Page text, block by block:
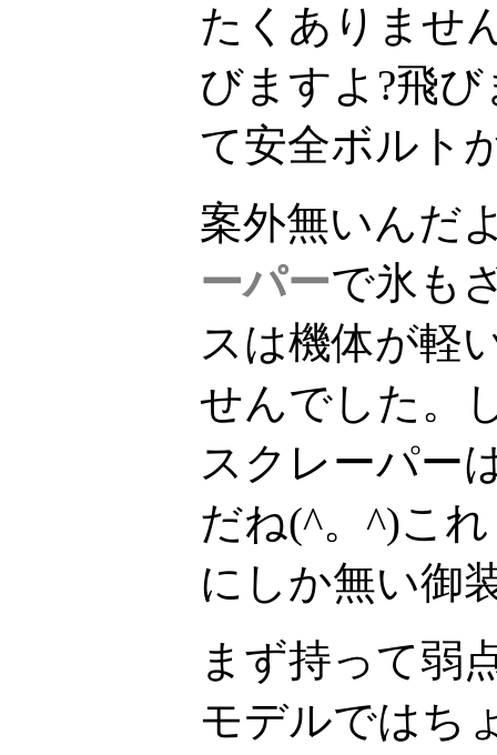
たくありませ
びますよ?飛
て安全ボルト
案外無いんだ
ーパーで氷も
スは機体が軽
せんでした。
スクレーパー
だね(^。^)こ
にしか無い御
まず持って弱
モデルではち